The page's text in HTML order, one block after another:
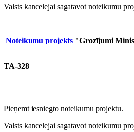
Valsts kancelejai sagatavot noteikumu
Noteikumu projekts"Grozījumi
TA-328
Pieņemt iesniegto noteikumu projektu.
Valsts kancelejai sagatavot noteikumu